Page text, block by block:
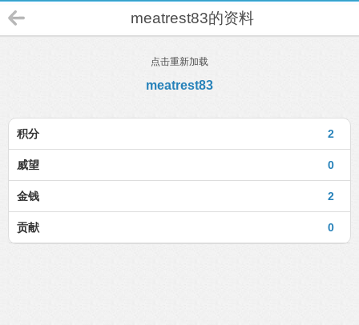
meatrest83的资料
点击重新加载
meatrest83
2
积分
0
威望
2
金钱
0
贡献